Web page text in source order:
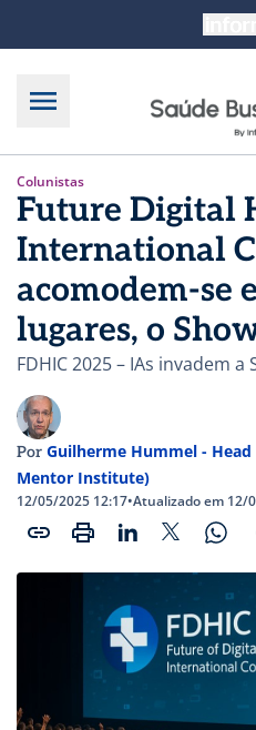
Colunistas
Future Digital
International
acomodem-se
lugares, o
FDHIC 2025 – IAs invadem a
Por Guilherme Hummel -
Mentor Institute)
12/05/2025 12:17•Atualizado em 12/